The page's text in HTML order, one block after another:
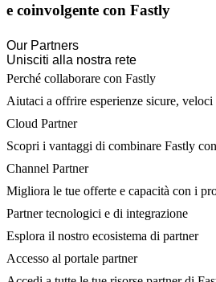
e coinvolgente con Fastly
Our Partners
Unisciti alla nostra rete
Perché collaborare con Fastly
Aiutaci a offrire esperienze sicure,
Cloud Partner
Scopri i vantaggi di combinare Fastly
Channel Partner
Migliora le tue offerte e capacità con i
Partner tecnologici e di integrazione
Esplora il nostro ecosistema di partner
Accesso al portale partner